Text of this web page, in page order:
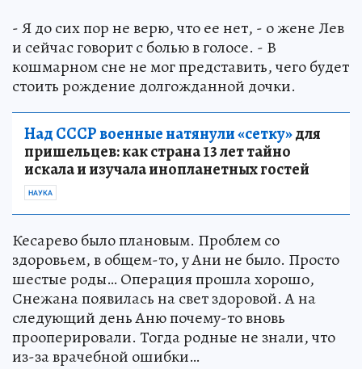
- Я до сих пор не верю, что ее нет, - о жене Лев
и сейчас говорит с болью в голосе. - В
кошмарном сне не мог представить, чего будет
стоить рождение долгожданной дочки.
Над СССР военные натянули «сетку»для
пришельцев: как страна 13 лет тайно
искала и изучала инопланетных гостей
НАУКА
Кесарево было плановым. Проблем со
здоровьем, в общем-то, у Ани не было. Просто
шестые роды… Операция прошла хорошо,
Снежана появилась на свет здоровой. А на
следующий день Аню почему-то вновь
прооперировали. Тогда родные не знали, что
из-за врачебной ошибки…